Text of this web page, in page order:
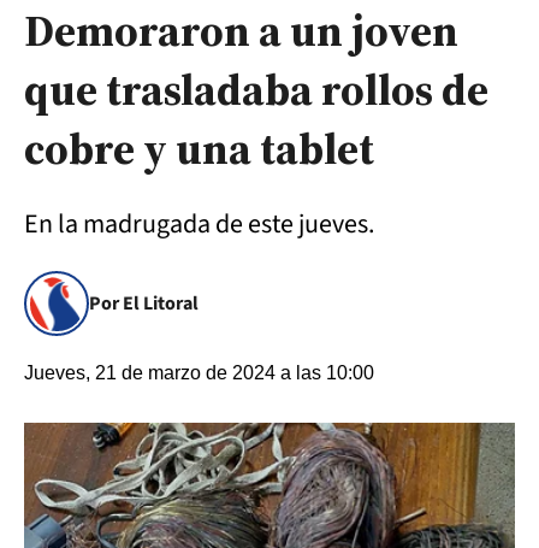
Demoraron a un joven
que trasladaba rollos de
cobre y una tablet
En la madrugada de este jueves.
Por El Litoral
Jueves, 21 de marzo de 2024 a las 10:00